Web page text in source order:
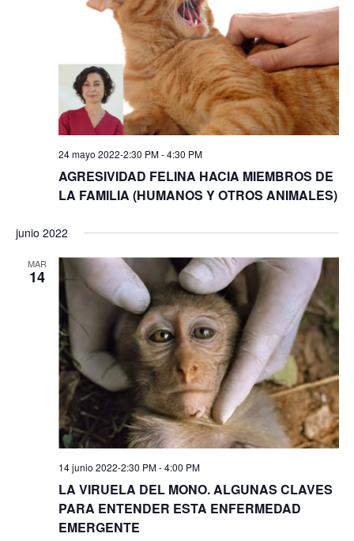
24 mayo 2022-2:30 PM-4:30 PM
AGRESIVIDAD FELINA HACIA MIEMBROS DE
LA FAMILIA (HUMANOS Y OTROS ANIMALES)
junio 2022
MAR
14
14 junio 2022-2:30 PM-4:00 PM
LA VIRUELA DEL MONO. ALGUNAS CLAVES
PARA ENTENDER ESTA ENFERMEDAD
EMERGENTE